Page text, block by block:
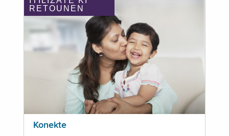
RETOUNEN
Konekte